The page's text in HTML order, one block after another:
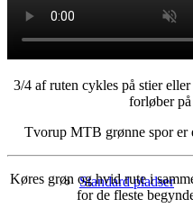
Private pladser
Standard pladser
3/4 af ruten cykles på stier
forløber
Tvorup MTB grønne spor er
Køres grøn og hvid rute i
for de fleste